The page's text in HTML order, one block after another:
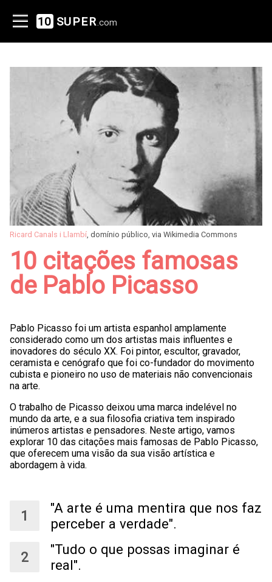
10 SUPER .com
Ricard Canals i Llambí, domínio público, via Wikimedia Commons
10 citações famosas
de Pablo Picasso
Pablo Picasso foi um artista espanhol amplamente
considerado como um dos artistas mais influentes e
inovadores do século XX. Foi pintor, escultor, gravador,
ceramista e cenógrafo que foi co-fundador do movimento
cubista e pioneiro no uso de materiais não convencionais
na arte.
O trabalho de Picasso deixou uma marca indelével no
mundo da arte, e a sua filosofia criativa tem inspirado
inúmeros artistas e pensadores. Neste artigo, vamos
explorar 10 das citações mais famosas de Pablo Picasso,
que oferecem uma visão da sua visão artística e
abordagem à vida.
"A arte é uma mentira que nos faz
perceber a verdade".
"Tudo o que possas imaginar é
real".